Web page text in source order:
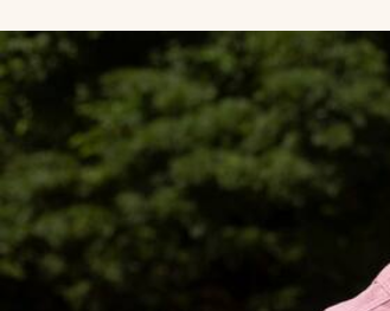
abre en nueva pestaña